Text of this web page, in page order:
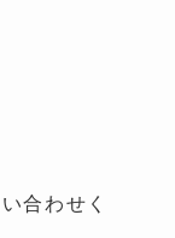
合わせく